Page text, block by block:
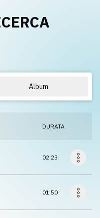
Album
DURATA
02:23
01:50